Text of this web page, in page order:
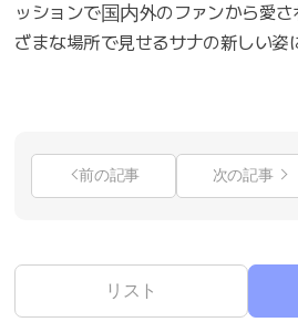
ッションで国内外のファンから愛
ざまな場所で見せるサナの新しい姿
前の記事 次の記事
リスト